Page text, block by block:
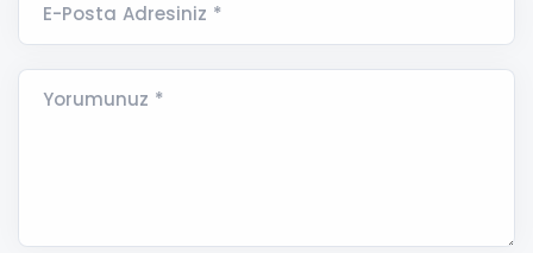
E-Posta Adresiniz *
Yorumunuz *